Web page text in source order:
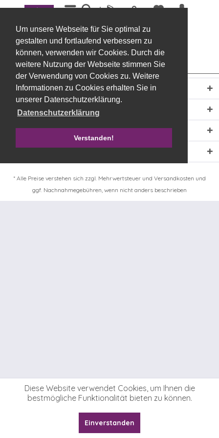
Um unsere Webseite für Sie optimal zu
gestalten und fortlaufend verbessern zu
können, verwenden wir Cookies. Durch die
weitere Nutzung der Webseite stimmen Sie
der Verwendung von Cookies zu. Weitere
Informationen zu Cookies erhalten Sie in
unserer Datenschutzerklärung.
Datenschutzerklärung
Verstanden!
Menü
sonstige Allerheiligensortimente
Einkaufen
Service
Über uns
* Alle Preise verstehen sich zzgl. Mehrwertsteuer und Versandkosten und
ggf. Nachnahmegebühren, wenn nicht anders beschrieben
Diese Website verwendet Cookies, um Ihnen die
bestmögliche Funktionalität bieten zu können.
Einverstanden